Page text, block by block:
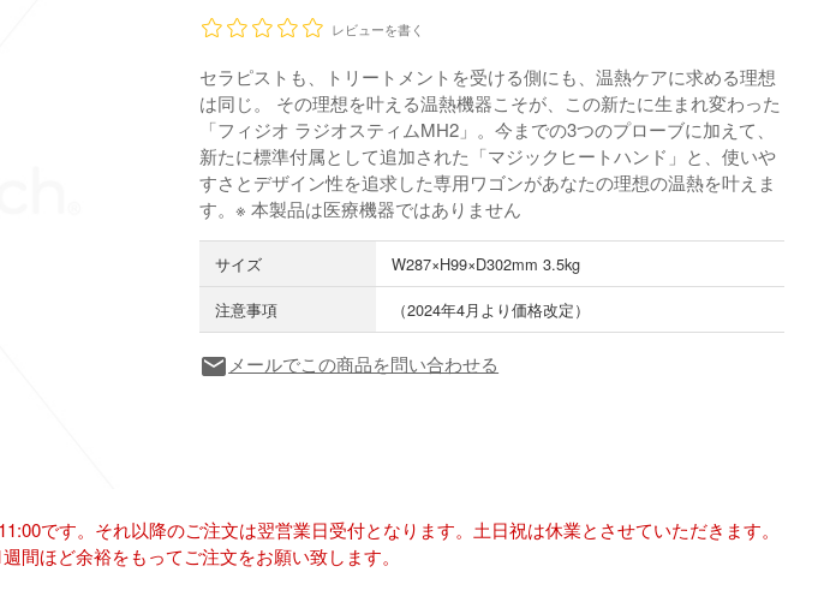
全ての商品を見る
レビューを書く
セラピストも、トリートメントを受ける側にも、温熱ケアに求める理想
は同じ。 その理想を叶える温熱機器こそが、この新たに生まれ変わった
「フィジオ ラジオスティムMH2」。今までの3つのプローブに加えて、
新たに標準付属として追加された「マジックヒートハンド」と、使いや
すさとデザイン性を追求した専用ワゴンがあなたの理想の温熱を叶えま
す。※ 本製品は医療機器ではありません
サイズ
W287×H99×D302mm 3.5kg
注意事項
（2024年4月より価格改定）
local_post_officeメールでこの商品を問い合わせる
です。それ以降のご注文は翌営業日受付となります。土日祝は休業とさせていただきます。
間ほど余裕をもってご注文をお願い致します。